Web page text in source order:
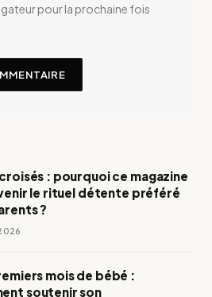
pour la prochaine fois
: pourquoi ce magazine
le rituel détente préféré
?
mois de bébé :
soutenir son